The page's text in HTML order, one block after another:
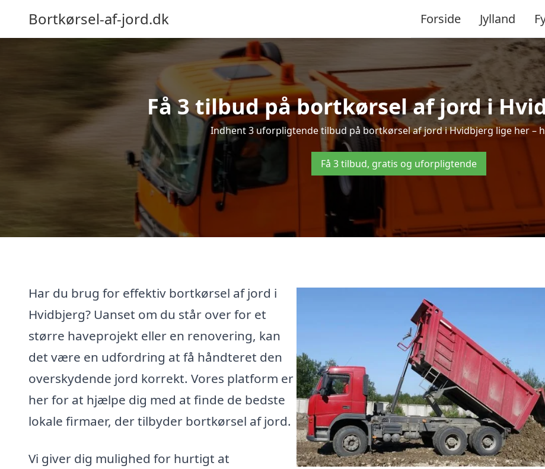
Bortkørsel-af-jord.dk Forside Jylland
Få 3 tilbud på bortkørsel af jord i
Indhent 3 uforpligtende tilbud på bortkørsel af jord i Hvidbjerg lige her –
Få 3 tilbud, gratis og uforpligtende
Har du brug for effektiv bortkørsel af jord i
Hvidbjerg? Uanset om du står over for et
større haveprojekt eller en renovering, kan
det være en udfordring at få håndteret den
overskydende jord korrekt. Vores platform er
her for at hjælpe dig med at finde de bedste
lokale firmaer, der tilbyder bortkørsel af jord.
Vi giver dig mulighed for hurtigt at